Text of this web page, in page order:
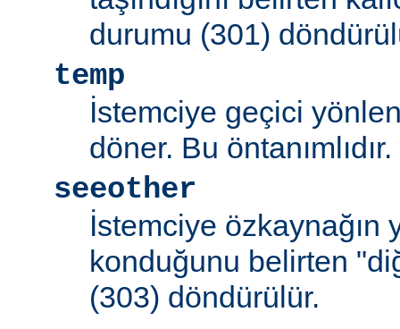
durumu (301)
temp
İstemciye geçici
döner. Bu öntanımlıdır.
seeother
İstemciye özkaynağın
konduğunu belirten
(303) döndürülür.